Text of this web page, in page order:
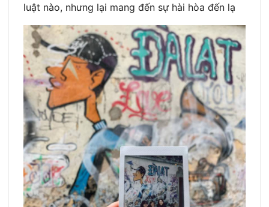
luật nào, nhưng lại mang đến sự hài hòa đến lạ